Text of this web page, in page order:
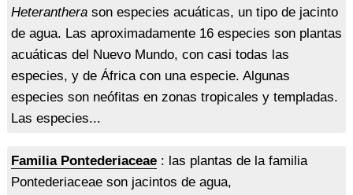
Heterantherason especies acuáticas, un tipo de jacinto
de agua. Las aproximadamente 16 especies son plantas
acuáticas del Nuevo Mundo, con casi todas las
especies, y de África con una especie. Algunas
especies son neófitas en zonas tropicales y templadas.
Las especies...
Familia Pontederiaceae: las plantas de la familia
Pontederiaceae son jacintos de agua,